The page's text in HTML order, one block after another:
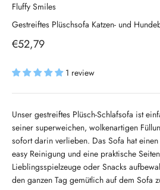
Fluffy Smiles
Gestreiftes Plüschsofa Katzen- und
Angebot
€52,79
1 review
Unser gestreiftes Plüsch-Schlafsofa ist
seiner superweichen, wolkenartigen
sofort darin verlieben. Das Sofa hat
easy Reinigung und eine praktische
Lieblingsspielzeuge oder Snacks
den ganzen Tag gemütlich auf dem Sofa